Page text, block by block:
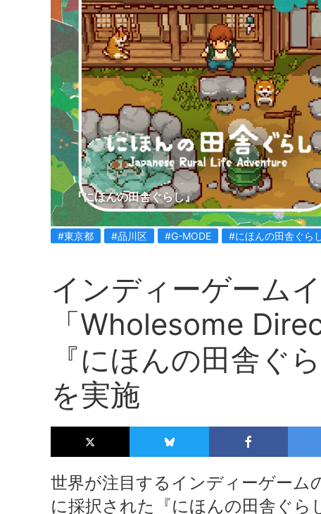
『にほんの田舎ぐらし』
#東京都 #品川区 #G-MODE #にほんの田舎ぐら
インディーゲーム
「Wholesome
『にほんの田舎ぐ
を実施
世界が注目するインディーゲーム
に採択された『にほんの田舎ぐら